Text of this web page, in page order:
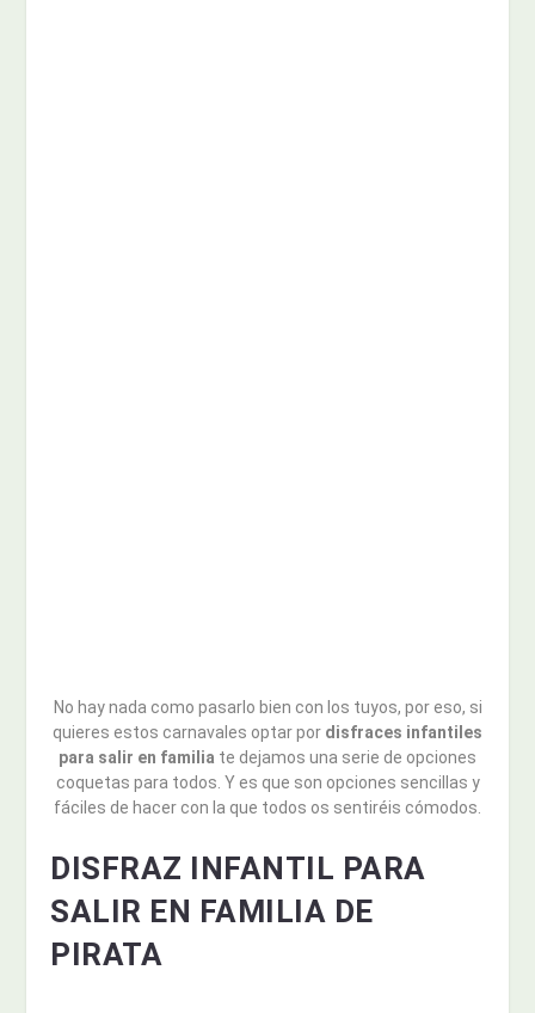
No hay nada como pasarlo bien con los tuyos, por eso, si
quieres estos carnavales optar por disfraces infantiles
para salir en familia te dejamos una serie de opciones
coquetas para todos. Y es que son opciones sencillas y
fáciles de hacer con la que todos os sentiréis cómodos.
DISFRAZ INFANTIL PARA
SALIR EN FAMILIA DE
PIRATA